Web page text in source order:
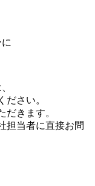
ださい。
だきます。
担当者に直接お問